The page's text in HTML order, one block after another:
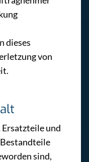
dieses
von
und
sind,